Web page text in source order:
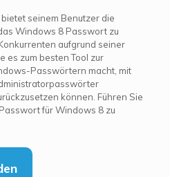
seinem Benutzer die
Windows 8 Passwort zu
aufgrund seiner
es zum besten Tool zur
Passwörtern macht, mit
können. Führen Sie
für Windows 8 zu